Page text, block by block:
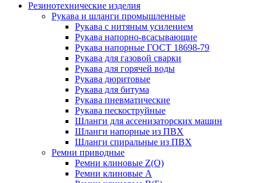
Резинотехнические изделия
Рукава и шланги промышленные
Рукава с нитяным усилением
Рукава напорно-всасывающие
Рукава напорные ГОСТ 18698-79
Рукава для газовой сварки
Рукава для горячей воды
Рукава дюритовые
Рукава для битума
Рукава пневматические
Рукава пескоструйные
Шланги для ассенизаторских машин
Шланги напорные из ПВХ
Шланги спиральные из ПВХ
Ремни приводные
Ремни клиновые Z(О)
Ремни клиновые А